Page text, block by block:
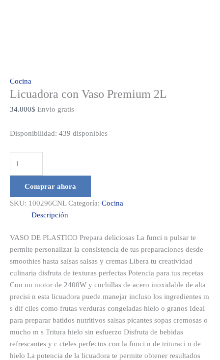
Cocina
Licuadora con Vaso Premium 2L
34.000$ Envio gratis
Disponibilidad: 439 disponibles
2L
cantidad
Comprar ahora
SKU: 100296CNL Categoría: Cocina
Descripción
VASO DE PLASTICO Prepara deliciosas La funci n pulsar te
permite personalizar la consistencia de tus preparaciones desde
smoothies hasta salsas salsas y cremas Libera tu creatividad
culinaria disfruta de texturas perfectas Potencia para tus recetas
Con un motor de 2400W y cuchillas de acero inoxidable de alta
precisi n esta licuadora puede manejar incluso los ingredientes m
s dif ciles como frutas verduras congeladas hielo o granos Ideal
para preparar batidos nutritivos salsas picantes sopas cremosas o
mucho m s Tritura hielo sin esfuerzo Disfruta de bebidas
refrescantes y c cteles perfectos con la funci n de trituraci n de
hielo La potencia de la licuadora te permite obtener resultados